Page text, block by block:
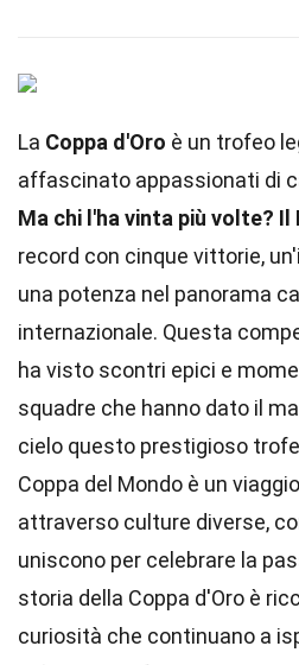
La Coppa d'Oro è un trofeo
affascinato appassionati di
Ma chi l'ha vinta più volte? Il
record con cinque vittorie,
una potenza nel panorama
internazionale. Questa
ha visto scontri epici e
squadre che hanno dato il
cielo questo prestigioso
Coppa del Mondo è un
attraverso culture diverse,
uniscono per celebrare la
storia della Coppa d'Oro è
curiosità che continuano a